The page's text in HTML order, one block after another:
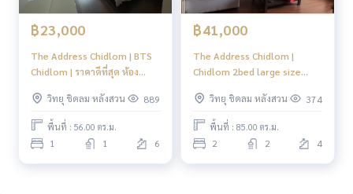
฿23,000
The Address Chidlom | BTS
Chidlom | ราคาดีที่สุด ห้อง
วิทยุ ชิดลม หลังสวน
889
พื้นที่ : 56.00 ตร.ม.
1 1 6
฿41,000
The Address Chidlom |
Chidlom 2bed large size
Now !!! | HL Focus
วิทยุ ชิดลม หลังสวน 374
พื้นที่ : 85.00 ตร.ม.
2 2 4